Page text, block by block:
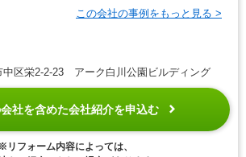
この会社の事例をもっと見る >
区栄2-2-23 アーク白川公園ビルディング
社を含めた会社紹介を申込む
リフォーム内容によっては、